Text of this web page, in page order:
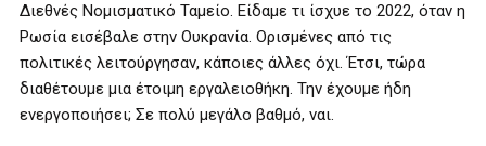
Διεθνές Νομισματικό Ταμείο. Είδαμε τι ίσχυε το 2022, όταν η
Ρωσία εισέβαλε στην Ουκρανία. Ορισμένες από τις
πολιτικές λειτούργησαν, κάποιες άλλες όχι. Έτσι, τώρα
διαθέτουμε μια έτοιμη εργαλειοθήκη. Την έχουμε ήδη
ενεργοποιήσει; Σε πολύ μεγάλο βαθμό, ναι.